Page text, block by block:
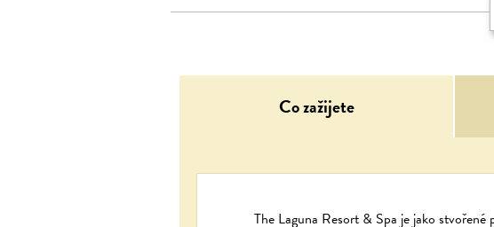
Co zažijete
The Laguna Resort & Spa je jako stvořené